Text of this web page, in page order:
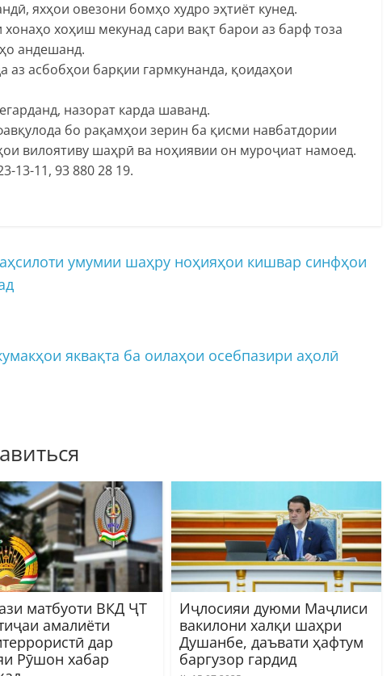
яхҳои овезони бомҳо худро эҳтиёт кунед.
хоҳиш мекунад сари вақт барои аз барф тоза
андешанд.
аз асбобҳои барқии гармкунанда, қоидаҳои
назорат карда шаванд.
бо рақамҳои зерин ба қисми навбатдории
вилоятиву шаҳрӣ ва ноҳиявии он муроҷиат намоед.
13-11, 93 880 28 19.
умумии шаҳру ноҳияҳои кишвар синфҳои
яквақта ба оилаҳои осебпазири аҳолӣ
матбуоти ВКД ҶТ
амалиёти
дар
Рӯшон хабар
Иҷлосияи дуюми Маҷлиси
вакилони халқи шаҳри
Душанбе, даъвати ҳафтум
баргузор гардид